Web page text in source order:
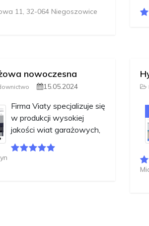
11, 32-064 Niegoszowice
nowoczesna
15.05.2024
Firma Viaty specjalizuje się
w produkcji wysokiej
jakości wiat garażowych,